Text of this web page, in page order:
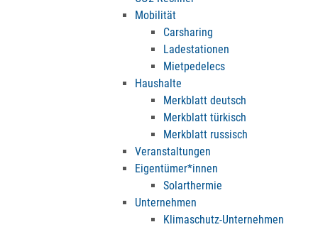
Mobilität
Carsharing
Ladestationen
Mietpedelecs
Haushalte
Merkblatt deutsch
Merkblatt türkisch
Merkblatt russisch
Veranstaltungen
Eigentümer*innen
Solarthermie
Unternehmen
Klimaschutz-Unternehmen